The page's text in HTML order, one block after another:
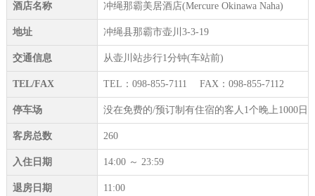
酒店名称 冲绳那霸美居酒店(Mercure Okinawa Naha)
地址 冲绳县那霸市壶川3-3-19
交通信息 从壶川站步行1分钟(车站前)
TEL/FAX TEL：098-855-7111 FAX：098-855-7112
停车场 没在免费的/预订制有住宿的客人1个晚上1000日
客房总数 260
入住日期 14:00 ～ 23:59
退房日期 11:00